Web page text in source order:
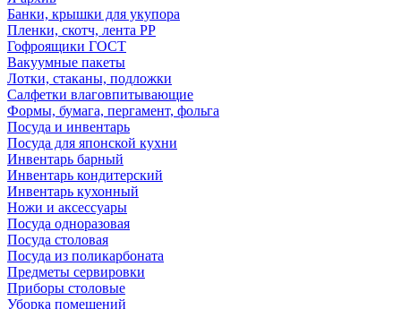
Банки, крышки для укупора
Пленки, скотч, лента РР
Гофроящики ГОСТ
Вакуумные пакеты
Лотки, стаканы, подложки
Салфетки влаговпитывающие
Формы, бумага, пергамент, фольга
Посуда и инвентарь
Посуда для японской кухни
Инвентарь барный
Инвентарь кондитерский
Инвентарь кухонный
Ножи и аксессуары
Посуда одноразовая
Посуда столовая
Посуда из поликарбоната
Предметы сервировки
Приборы столовые
Уборка помещений